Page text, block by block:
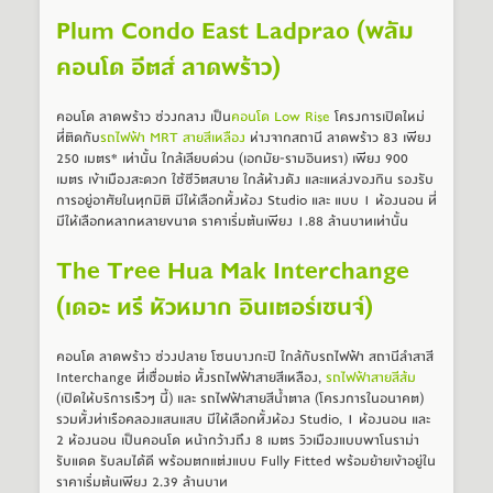
Plum Condo East Ladprao (พลัม
คอนโด อีตส์ ลาดพร้าว)
คอนโด ลาดพร้าว ช่วงกลาง เป็นคอนโด Low Rise โครงการเปิดใหม่
ที่ติดกับรถไฟฟ้า MRT สายสีเหลือง ห่างจากสถานี ลาดพร้าว 83 เพียง
250 เมตร* เท่านั้น ใกล้เลียบด่วน (เอกมัย-รามอินทรา) เพียง 900
เมตร เข้าเมืองสะดวก ใช้ชีวิตสบาย ใกล้ห้างดัง และแหล่งของกิน รองรับ
การอยู่อาศัยในทุกมิติ มีให้เลือกทั้งห้อง Studio และ แบบ 1 ห้องนอน ที่
มีให้เลือกหลากหลายขนาด ราคาเริ่มต้นเพียง 1.88 ล้านบาทเท่านั้น
The Tree Hua Mak Interchange
(เดอะ ทรี หัวหมาก อินเตอร์เชนจ์)
คอนโด ลาดพร้าว ช่วงปลาย โซนบางกะปิ ใกล้กับรถไฟฟ้า สถานีลำสาสี
Interchange ที่เชื่อมต่อ ทั้งรถไฟฟ้าสายสีเหลือง, รถไฟฟ้าสายสีส้ม
(เปิดให้บริการเร็วๆ นี้) และ รถไฟฟ้าสายสีน้ำตาล (โครงการในอนาคต)
รวมทั้งท่าเรือคลองแสนแสบ มีให้เลือกทั้งห้อง Studio, 1 ห้องนอน และ
2 ห้องนอน เป็นคอนโด หน้ากว้างถึง 8 เมตร วิวเมืองแบบพาโนราม่า
รับแดด รับลมได้ดี พร้อมตกแต่งแบบ Fully Fitted พร้อมย้ายเข้าอยู่ใน
ราคาเริ่มต้นเพียง 2.39 ล้านบาท